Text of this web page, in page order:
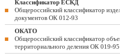
Классификатор ЕСКД
Общероссийский классификатор
документов ОК 012-93
ОКАТО
Общероссийский классификатор
территориального деления ОК 019-95